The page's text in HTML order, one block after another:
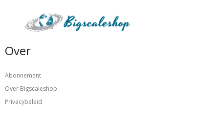
Over
Abonnement
Over Bigscaleshop
Privacybeleid